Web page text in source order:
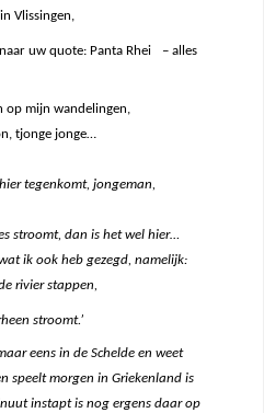
Vlissingen,
uw quote: Panta Rhei – alles
op mijn wandelingen,
tjonge jonge…
tegenkomt, jongeman,
stroomt, dan is het wel hier…
ik ook heb gezegd, namelijk:
rivier stappen,
stroomt.’
eens in de Schelde en weet
speelt morgen in Griekenland is
instapt is nog ergens daar op